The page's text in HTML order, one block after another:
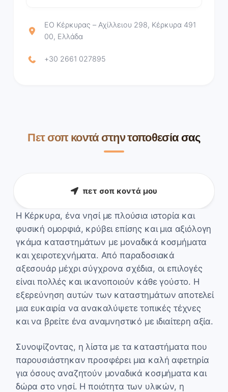
ΕΟ Κέρκυρας – Αχίλλειου 298, Κέρκυρα 491
00, Ελλάδα
+30 2661 027895
Πετ σοπ κοντά στην τοποθεσία σας
πετ σοπ κοντά μου
Η Κέρκυρα, ένα νησί με πλούσια ιστορία και
φυσική ομορφιά, κρύβει επίσης και μια αξιόλογη
γκάμα καταστημάτων με μοναδικά κοσμήματα
και χειροτεχνήματα. Από παραδοσιακά
αξεσουάρ μέχρι σύγχρονα σχέδια, οι επιλογές
είναι πολλές και ικανοποιούν κάθε γούστο. Η
εξερεύνηση αυτών των καταστημάτων αποτελεί
μια ευκαιρία να ανακαλύψετε τοπικές τέχνες
και να βρείτε ένα αναμνηστικό με ιδιαίτερη αξία.
Συνοψίζοντας, η λίστα με τα καταστήματα που
παρουσιάστηκαν προσφέρει μια καλή αφετηρία
για όσους αναζητούν μοναδικά κοσμήματα και
δώρα στο νησί. Η ποιότητα των υλικών, η